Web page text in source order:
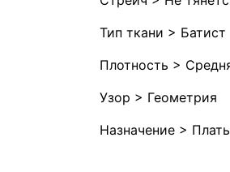
Тип ткани > Батист
Плотность >
Узор > Геометрия
Назначение >